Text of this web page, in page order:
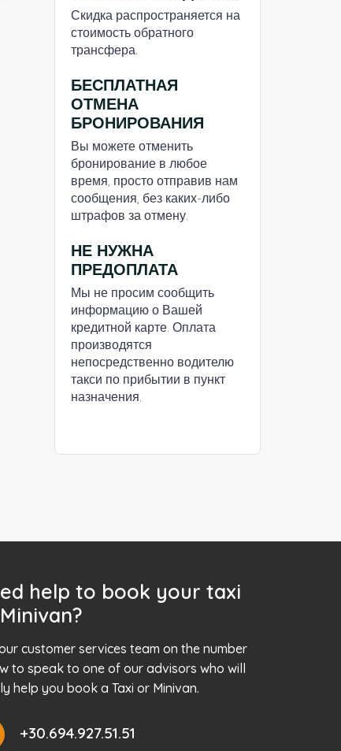
Скидка распространяется на
стоимость обратного
трансфера.
БЕСПЛАТНАЯ
ОТМЕНА
БРОНИРОВАНИЯ
Вы можете отменить
бронирование в любое
время, просто отправив нам
сообщения, без каких-либо
штрафов за отмену.
НЕ НУЖНА
ПРЕДОПЛАТА
Мы не просим сообщить
информацию о Вашей
кредитной карте. Оплата
производятся
непосредственно водителю
такси по прибытии в пункт
назначения.
help to book your taxi
customer services team on the number
to speak to one of our advisors who will
help you book a Taxi or Minivan.
+30.694.927.51.51